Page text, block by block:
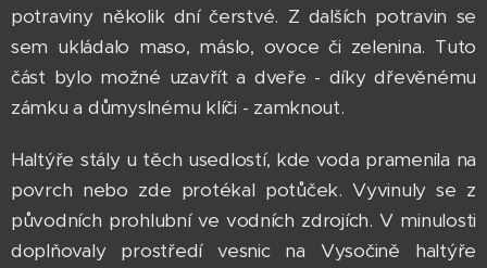
potraviny několik dní čerstvé. Z dalších potravin se
sem ukládalo maso, máslo, ovoce či zelenina. Tuto
část bylo možné uzavřít a dveře - díky dřevěnému
zámku a důmyslnému klíči - zamknout.
Haltýře stály u těch usedlostí, kde voda pramenila na
povrch nebo zde protékal potůček. Vyvinuly se z
původních prohlubní ve vodních zdrojích. V minulosti
doplňovaly prostředí vesnic na Vysočině haltýře